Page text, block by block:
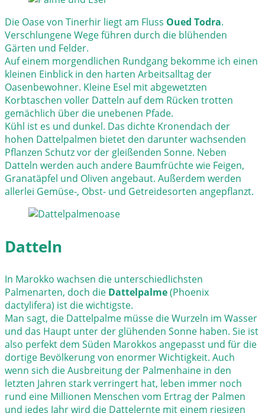
Die Oase von Tinerhir liegt am Fluss Oued Todra.
Verschlungene Wege führen durch die blühenden
Gärten und Felder.
Auf einem morgendlichen Rundgang bekomme ich einen
kleinen Einblick in den harten Arbeitsalltag der
Oasenbewohner. Kleine Esel mit abgewetzten
Korbtaschen voller Datteln auf dem Rücken trotten
gemächlich über die unebenen Pfade.
Kühl ist es und dunkel. Das dichte Kronendach der
hohen Dattelpalmen bietet den darunter wachsenden
Pflanzen Schutz vor der gleißenden Sonne. Neben
Datteln werden auch andere Baumfrüchte wie Feigen,
Granatäpfel und Oliven angebaut. Außerdem werden
allerlei Gemüse-, Obst- und Getreidesorten angepflanzt.
Datteln
In Marokko wachsen die unterschiedlichsten
Palmenarten, doch die Dattelpalme(Phoenix
dactylifera) ist die wichtigste.
Man sagt, die Dattelpalme müsse die Wurzeln im Wasser
und das Haupt unter der glühenden Sonne haben. Sie ist
also perfekt dem Süden Marokkos angepasst und für die
dortige Bevölkerung von enormer Wichtigkeit. Auch
wenn sich die Ausbreitung der Palmenhaine in den
letzten Jahren stark verringert hat, leben immer noch
rund eine Millionen Menschen vom Ertrag der Palmen
und jedes Jahr wird die Dattelernte mit einem riesigen